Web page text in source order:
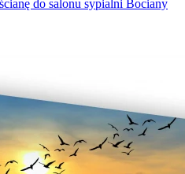
do salonu sypialni Bociany